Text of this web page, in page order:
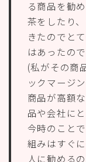
る商品を勧
茶をしたり
きたのでと
はあったの
(私がその商
ックマージ
商品が高額
品や会社に
今時のこと
組みはすぐ
人に勧める